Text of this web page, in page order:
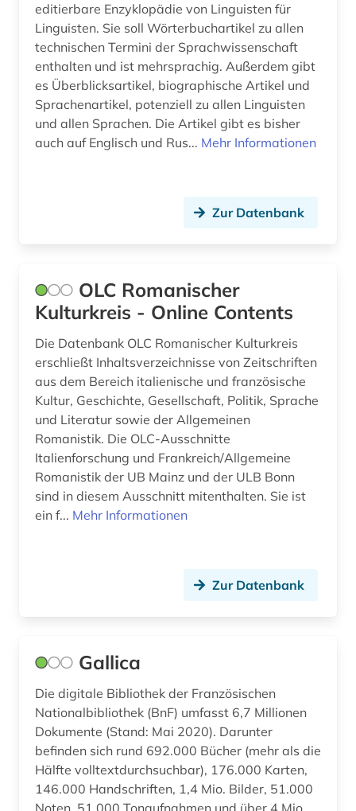
editierbare Enzyklopädie von Linguisten für
Linguisten. Sie soll Wörterbuchartikel zu allen
technischen Termini der Sprachwissenschaft
enthalten und ist mehrsprachig. Außerdem gibt
es Überblicksartikel, biographische Artikel und
Sprachenartikel, potenziell zu allen Linguisten
und allen Sprachen. Die Artikel gibt es bisher
auch auf Englisch und Rus... Mehr Informationen
Zur Datenbank
OLC Romanischer
Kulturkreis - Online Contents
Die Datenbank OLC Romanischer Kulturkreis
erschließt Inhaltsverzeichnisse von Zeitschriften
aus dem Bereich italienische und französische
Kultur, Geschichte, Gesellschaft, Politik, Sprache
und Literatur sowie der Allgemeinen
Romanistik. Die OLC-Ausschnitte
Italienforschung und Frankreich/Allgemeine
Romanistik der UB Mainz und der ULB Bonn
sind in diesem Ausschnitt mitenthalten. Sie ist
ein f... Mehr Informationen
Zur Datenbank
Gallica
Die digitale Bibliothek der Französischen
Nationalbibliothek (BnF) umfasst 6,7 Millionen
Dokumente (Stand: Mai 2020). Darunter
befinden sich rund 692.000 Bücher (mehr als die
Hälfte volltextdurchsuchbar), 176.000 Karten,
146.000 Handschriften, 1,4 Mio. Bilder, 51.000